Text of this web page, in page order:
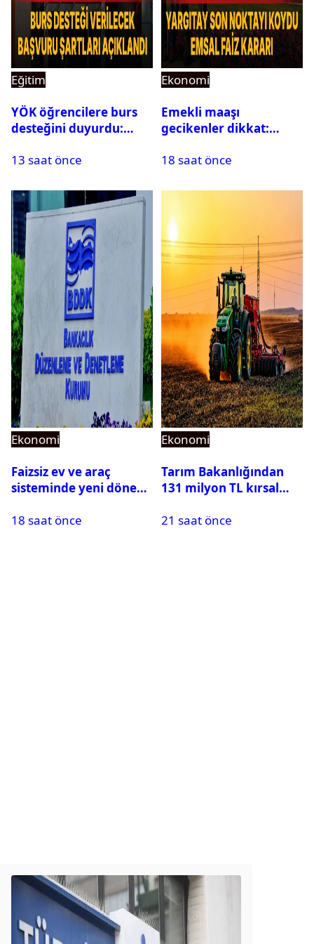
Eğitim
YÖK öğrencilere burs
desteğini duyurdu:
açıklandı
13 saat önce
Ekonomi
Emekli maaşı
gecikenler dikkat:
maaşı için emsal faiz
18 saat önce
Ekonomi
Faizsiz ev ve araç
sisteminde yeni dönem:
değiştirdi
18 saat önce
Ekonomi
Tarım Bakanlığından
131 milyon TL kırsal
Toplam 688 milyon TL
21 saat önce